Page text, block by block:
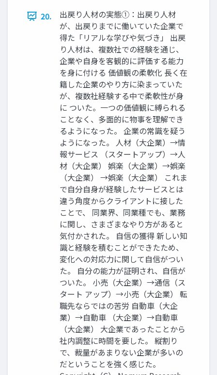
20.
出戻り人材の実態①：出戻り人材
が、出戻りまでに働いていた企業で
得た「リアルな学びや気づき」 出戻
り人材は、複数社での経験を通じ、
企業や自身を客観的に評価する能力
を身に付ける 価値観の柔軟化 ⾧く在
籍した企業のやり方に染まっていた
が、複数社経験する中で柔軟性が身
に ついた。一つの価値観に縛られる
ことなく、多面的に物事を理解でき
るようになった。 企業の常識を疑う
ようになった。 人材（大企業）→情
報サービス （スタートアップ）→人
材（大企業） 娯楽（大企業）→娯楽
（大企業） →娯楽（大企業） これま
で自分自身が経験したサービスとは
違う角度からクライアントに接した
ことで、 同業界、同業種でも、業務
に関し、さまざまなやり方があると
気付かされた。 自信の獲得 新しい知
識と経験を積むことができたため、
変化への対応力に関して自信がつい
た。 自分の能力が証明され、自信が
ついた。 小売（大企業）→通信（ス
タート アップ）→小売（大企業） 転
職先ならではの苦労 自動車（大企
業）→自動車 （大企業）→自動車
（大企業） 大企業であったことから
社内調整に時間を要した。 縦割り
で、裁量があまりない企業が多いの
だということを強く感じた。